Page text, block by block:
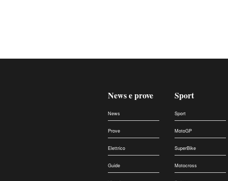
News e prove
News
Prove
Elettrico
Guide
Sport
Sport
MotoGP
SuperBike
Motocross